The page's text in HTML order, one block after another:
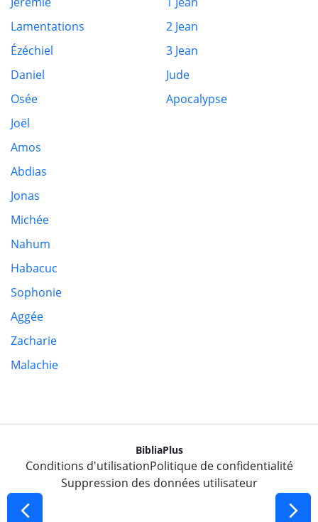
Lamentations
Ézéchiel
Daniel
Osée
Joël
Amos
Abdias
Jonas
Michée
Nahum
Habacuc
Sophonie
Aggée
Zacharie
Malachie
2 Jean
3 Jean
Jude
Apocalypse
BibliaPlus
Conditions d'utilisationPolitique de confidentialité
Suppression des données utilisateur